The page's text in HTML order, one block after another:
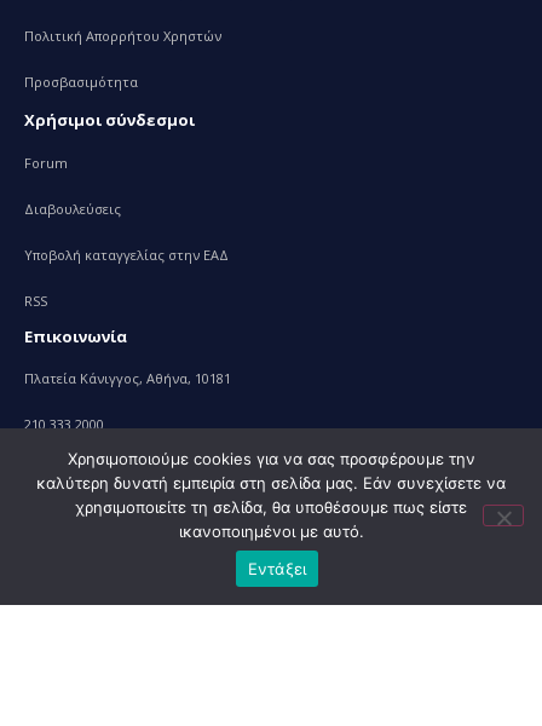
Πολιτική Απορρήτου Χρηστών
Προσβασιμότητα
Χρήσιμοι σύνδεσμοι
Forum
Διαβουλεύσεις
Υποβολή καταγγελίας στην ΕΑΔ
RSS
Επικοινωνία
Πλατεία Κάνιγγος, Αθήνα, 10181
210 333 2000
Επικοινωνία
Χρησιμοποιούμε cookies για να σας προσφέρουμε την
καλύτερη δυνατή εμπειρία στη σελίδα μας. Εάν συνεχίσετε να
χρησιμοποιείτε τη σελίδα, θα υποθέσουμε πως είστε
ικανοποιημένοι με αυτό.
Εντάξει